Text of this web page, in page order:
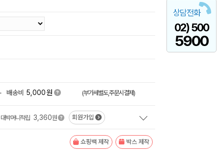
상담전화
02) 500
5900
배송비 5,000원 (부가세별도,주문시결제)
대박머니적립 3,360원 회원가입
쇼핑백 제작 박스 제작